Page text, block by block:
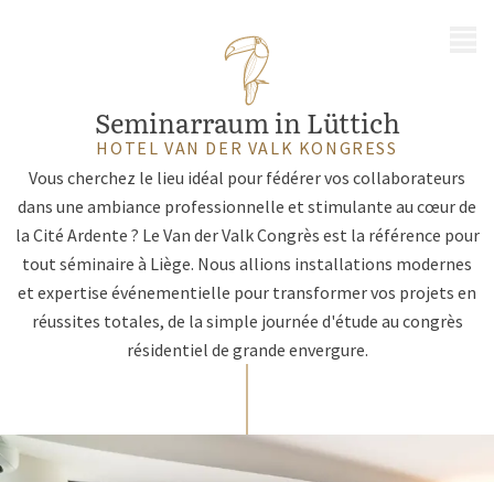
Seminarraum in Lüttich
HOTEL VAN DER VALK KONGRESS
Vous cherchez le lieu idéal pour fédérer vos collaborateurs
dans une ambiance professionnelle et stimulante au cœur de
la Cité Ardente ? Le Van der Valk Congrès est la référence pour
tout séminaire à Liège. Nous allions installations modernes
et expertise événementielle pour transformer vos projets en
réussites totales, de la simple journée d'étude au congrès
résidentiel de grande envergure.